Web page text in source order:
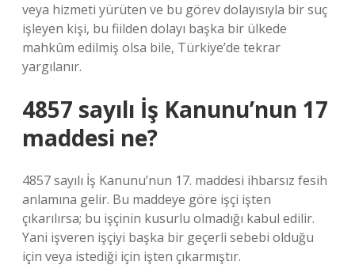
veya hizmeti yürüten ve bu görev dolayısıyla bir suç
işleyen kişi, bu fiilden dolayı başka bir ülkede
mahkûm edilmiş olsa bile, Türkiye’de tekrar
yargılanır.
4857 sayılı İş Kanunu’nun 17
maddesi ne?
4857 sayılı İş Kanunu’nun 17. maddesi ihbarsız fesih
anlamına gelir. Bu maddeye göre işçi işten
çıkarılırsa; bu işçinin kusurlu olmadığı kabul edilir.
Yani işveren işçiyi başka bir geçerli sebebi olduğu
için veya istediği için işten çıkarmıştır.